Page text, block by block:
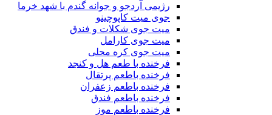
رژیمی آردجو و جوانه گندم با شهد خرما
جوی میت کاپوچینو
میت جوی شکلات و فندق
میت جوی کارامل
میت جوی کره محلی
فرخنده با طعم هل و کنجد
فرخنده باطعم پرتقال
فرخنده باطعم زعفران
فرخنده باطعم فندق
فرخنده باطعم موز